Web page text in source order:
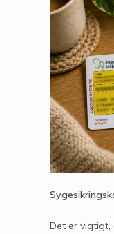
Det er